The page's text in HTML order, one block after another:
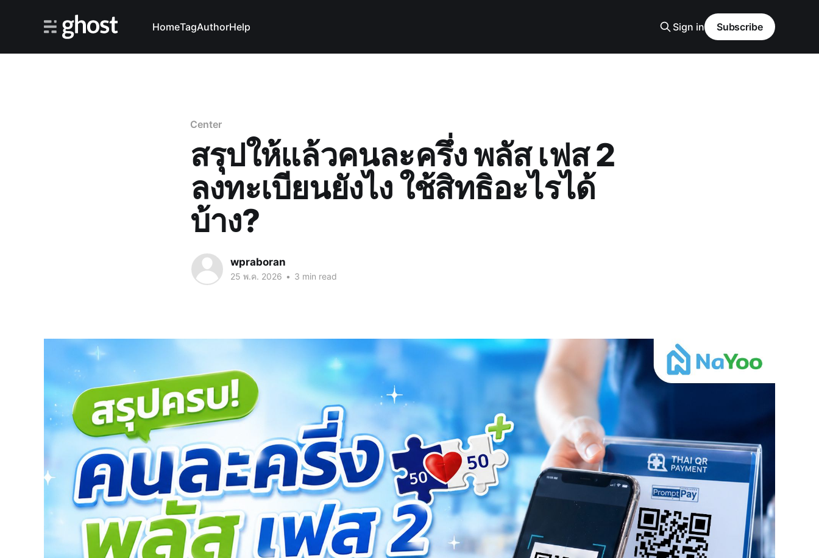
HomeTagAuthorHelp Sign in Subscribe
Center
สรุปให้แล้วคนละครึ่ง พลัส เฟส 2
ลงทะเบียนยังไง ใช้สิทธิอะไรได้
บ้าง?
wpraboran
25 พ.ค. 2026 • 3 min read